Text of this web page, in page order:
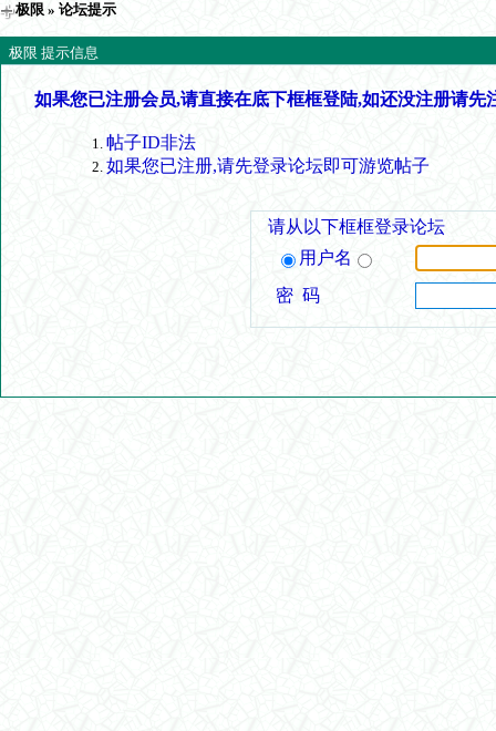
极限 » 论坛提示
极限 提示信息
如果您已注册会员,请直接在底下框框登陆,如还没注册请先
帖子ID非法
如果您已注册,请先登录论坛即可游览帖子
请从以下框框登录论坛
用户名
密 码